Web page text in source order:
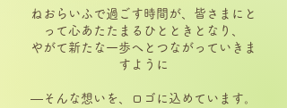
ねおらいふで過ごす時間が、皆さまにと
って心あたたまるひとときとなり、
やがて新たな一歩へとつながっていきま
すように
―そんな想いを、ロゴに込めています。